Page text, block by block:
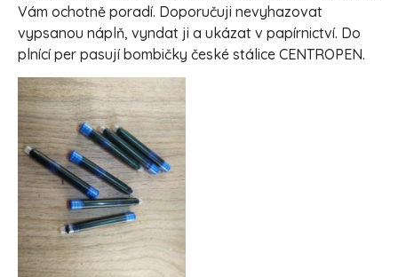
Vám ochotně poradí. Doporučuji nevyhazovat
vypsanou náplň, vyndat ji a ukázat v papírnictví. Do
plnící per pasují bombičky české stálice CENTROPEN.